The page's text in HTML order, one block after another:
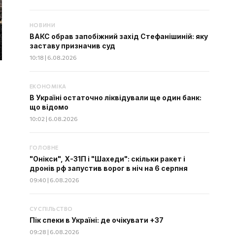
НОВИНИ
ВАКС обрав запобіжний захід Стефанішиній: яку
заставу призначив суд
10:18 | 6.08.2026
ЕКОНОМІКА
В Україні остаточно ліквідували ще один банк:
що відомо
10:02 | 6.08.2026
ГОЛОВНЕ
"Онікси", Х-31П і "Шахеди": скільки ракет і
дронів рф запустив ворог в ніч на 6 серпня
09:40 | 6.08.2026
СУСПІЛЬСТВО
Пік спеки в Україні: де очікувати +37
09:28 | 6.08.2026